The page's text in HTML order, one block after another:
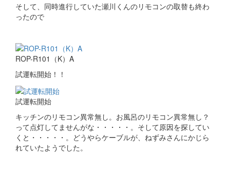
そして、同時進行していた瀬川くんのリモコンの取替も終わ
ったので
ROP-R101（K）A
試運転開始！！
試運転開始
キッチンのリモコン異常無し。お風呂のリモコン異常無し？
って点灯してませんがな・・・・・。そして原因を探してい
くと・・・・・。どうやらケーブルが、ねずみさんにかじら
れていたようでした。